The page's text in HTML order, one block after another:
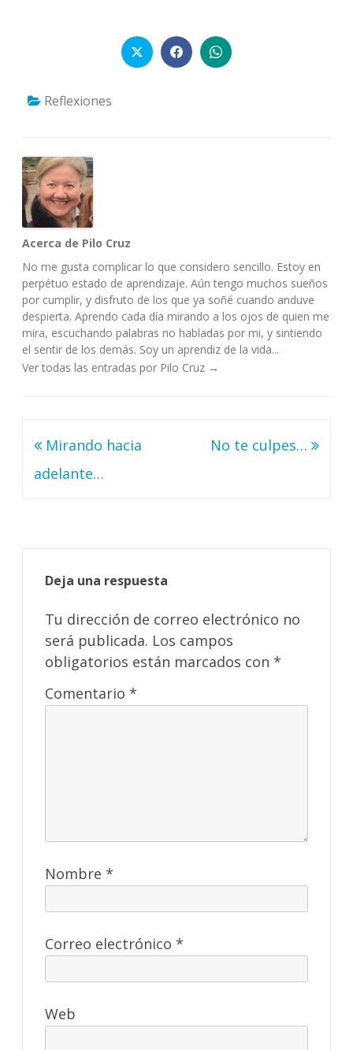
Reflexiones
Acerca de Pilo Cruz
No me gusta complicar lo que considero sencillo. Estoy en
perpétuo estado de aprendizaje. Aún tengo muchos sueños
por cumplir, y disfruto de los que ya soñé cuando anduve
despierta. Aprendo cada día mirando a los ojos de quien me
mira, escuchando palabras no habladas por mi, y sintiendo
el sentir de los demás. Soy un aprendiz de la vida...
Ver todas las entradas por Pilo Cruz →
Navegación
de
Mirando hacia
adelante…
No te culpes…
Deja una respuesta
Tu dirección de correo electrónico no
será publicada. Los campos
obligatorios están marcados con *
Comentario *
Nombre *
Correo electrónico *
Web